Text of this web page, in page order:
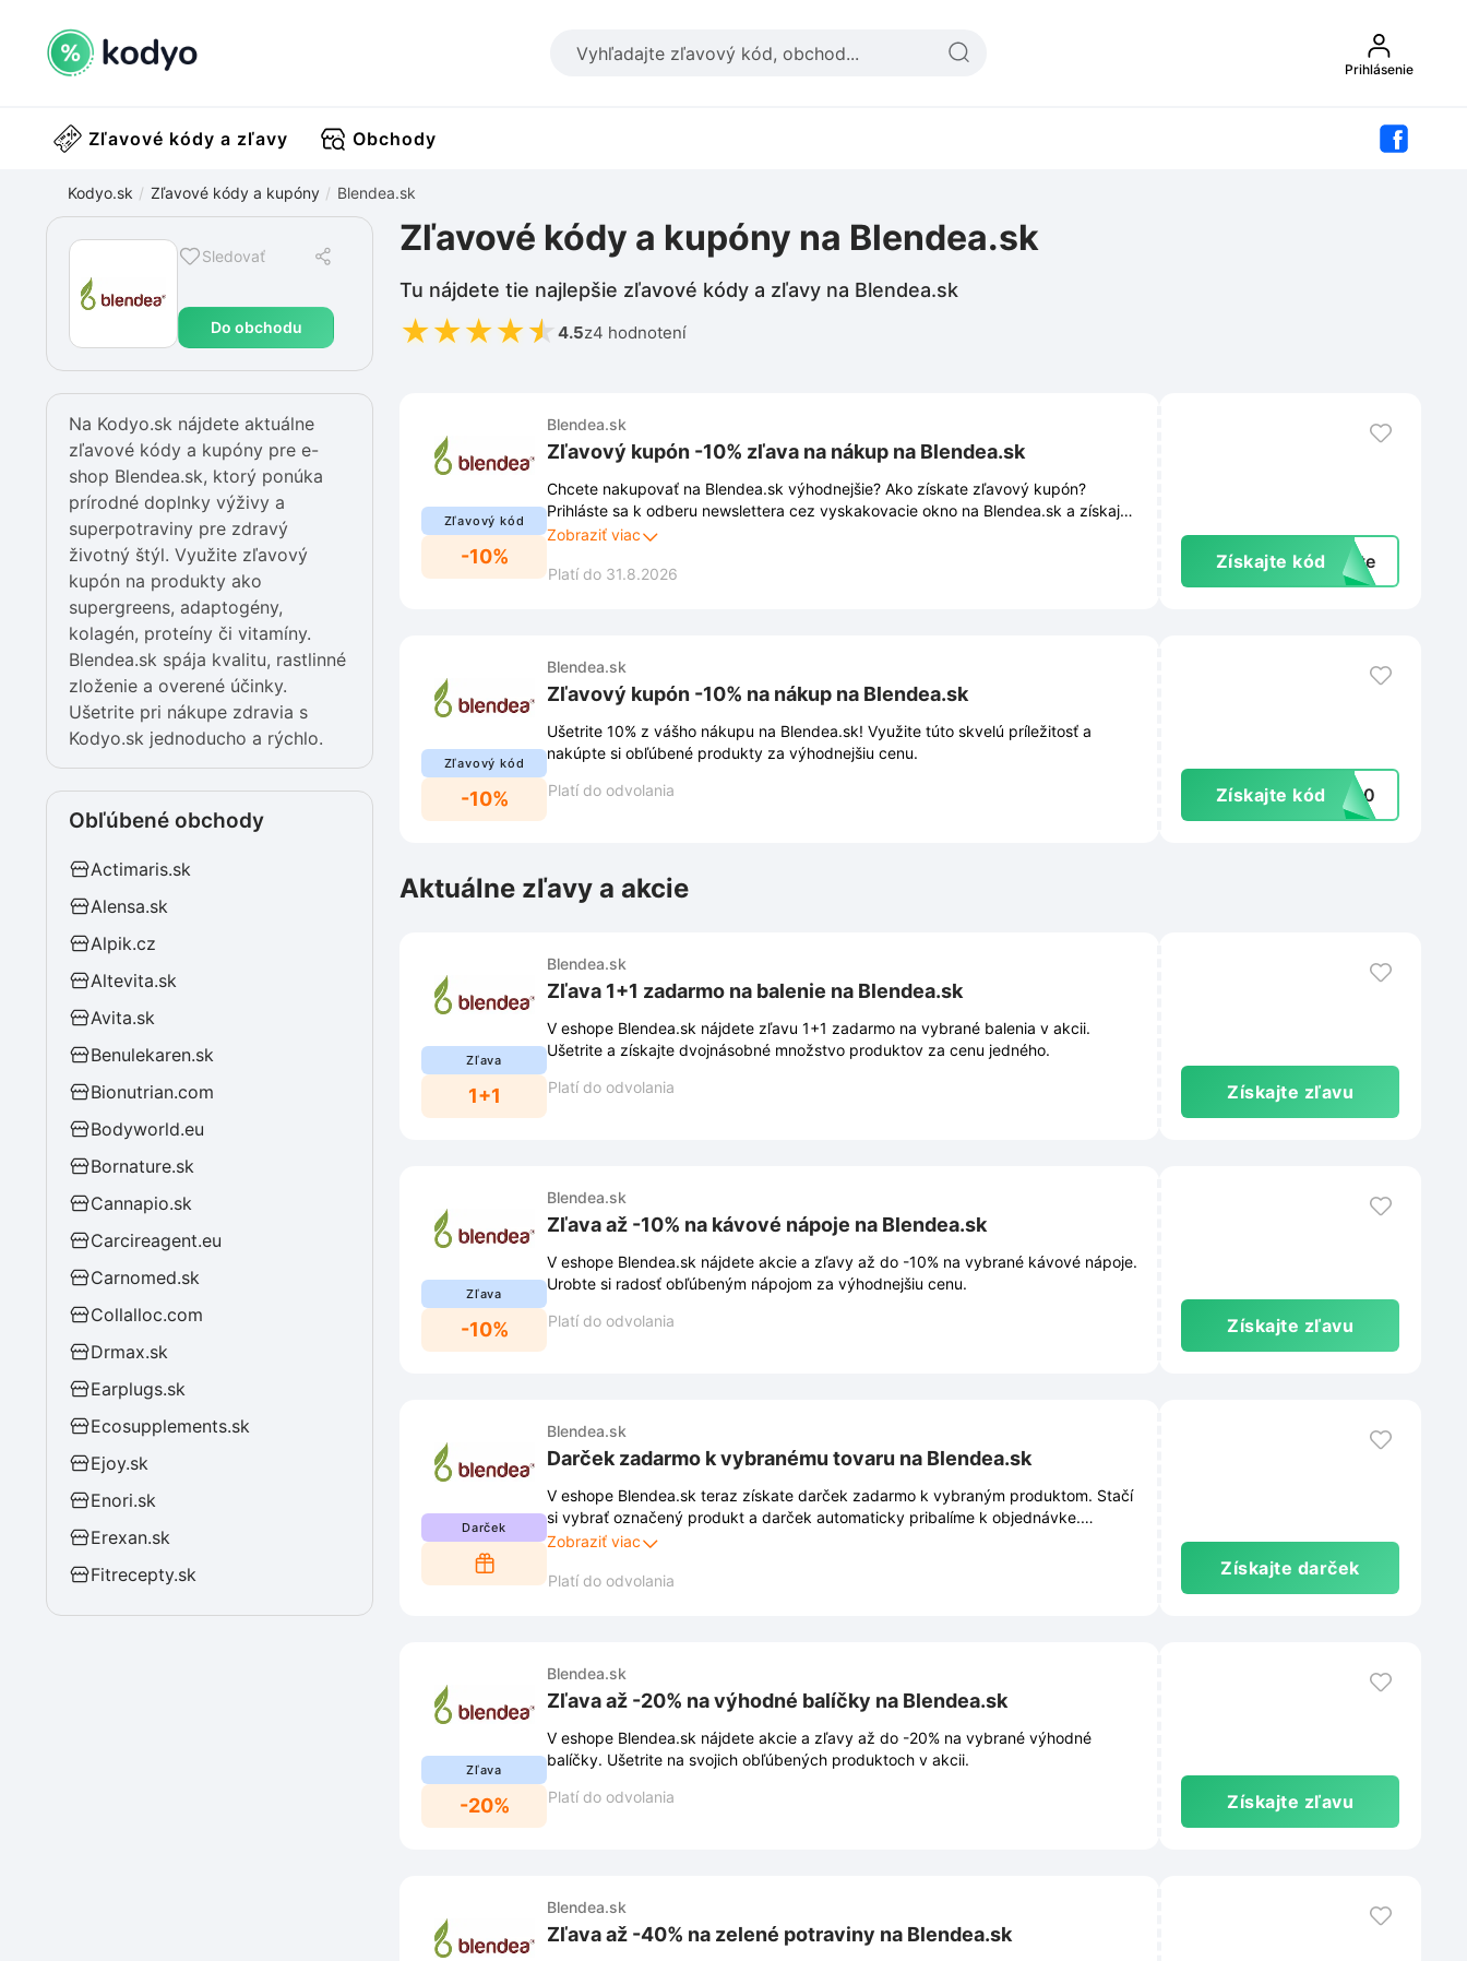
Prihlásenie
Zľavové kódy a zľavy Obchody
Kodyo.sk Zľavové kódy a kupóny Blendea.sk
Sledovať
Do obchodu
Zľavové kódy a kupóny na Blendea.sk
Tu nájdete tie najlepšie zľavové kódy a zľavy na Blendea.sk
★★★★★ 4.5z4 hodnotení
Na Kodyo.sk nájdete aktuálne
zľavové kódy a kupóny pre e-
shop Blendea.sk, ktorý ponúka
prírodné doplnky výživy a
superpotraviny pre zdravý
životný štýl. Využite zľavový
kupón na produkty ako
supergreens, adaptogény,
kolagén, proteíny či vitamíny.
Blendea.sk spája kvalitu, rastlinné
zloženie a overené účinky.
Ušetrite pri nákupe zdravia s
Kodyo.sk jednoducho a rýchlo.
Obľúbené obchody
Actimaris.sk
Alensa.sk
Alpik.cz
Altevita.sk
Avita.sk
Benulekaren.sk
Bionutrian.com
Bodyworld.eu
Bornature.sk
Cannapio.sk
Carcireagent.eu
Carnomed.sk
Collalloc.com
Drmax.sk
Earplugs.sk
Ecosupplements.sk
Ejoy.sk
Enori.sk
Erexan.sk
Fitrecepty.sk
Zľavový kód
-10%
Blendea.sk
Zľavový kupón -10% zľava na nákup na Blendea.sk
Chcete nakupovať na Blendea.sk výhodnejšie? Ako získate zľavový kupón?
Prihláste sa k odberu newslettera cez vyskakovacie okno na Blendea.sk a získajte
zľavu -10% na Váš nákup. Okrem zľavy Vám už neuniknú žiadne novinky, akcie a
Zobraziť viac
Platí do 31.8.2026
Získajte kód exte
Zľavový kód
-10%
Blendea.sk
Zľavový kupón -10% na nákup na Blendea.sk
Ušetrite 10% z vášho nákupu na Blendea.sk! Využite túto skvelú príležitosť a
nakúpte si obľúbené produkty za výhodnejšiu cenu.
Platí do odvolania
Získajte kód va10
Aktuálne zľavy a akcie
Zľava
1+1
Blendea.sk
Zľava 1+1 zadarmo na balenie na Blendea.sk
V eshope Blendea.sk nájdete zľavu 1+1 zadarmo na vybrané balenia v akcii.
Ušetrite a získajte dvojnásobné množstvo produktov za cenu jedného.
Platí do odvolania
Získajte zľavu
Zľava
-10%
Blendea.sk
Zľava až -10% na kávové nápoje na Blendea.sk
V eshope Blendea.sk nájdete akcie a zľavy až do -10% na vybrané kávové nápoje.
Urobte si radosť obľúbeným nápojom za výhodnejšiu cenu.
Platí do odvolania
Získajte zľavu
Darček
Blendea.sk
Darček zadarmo k vybranému tovaru na Blendea.sk
V eshope Blendea.sk teraz získate darček zadarmo k vybraným produktom. Stačí
si vybrať označený produkt a darček automaticky pribalíme k objednávke.
Nezabudnite, táto akcia platí len do vypredania zásob, tak neváhajte!
Zobraziť viac
Platí do odvolania
Získajte darček
Zľava
-20%
Blendea.sk
Zľava až -20% na výhodné balíčky na Blendea.sk
V eshope Blendea.sk nájdete akcie a zľavy až do -20% na vybrané výhodné
balíčky. Ušetrite na svojich obľúbených produktoch v akcii.
Platí do odvolania
Získajte zľavu
Blendea.sk
Zľava až -40% na zelené potraviny na Blendea.sk